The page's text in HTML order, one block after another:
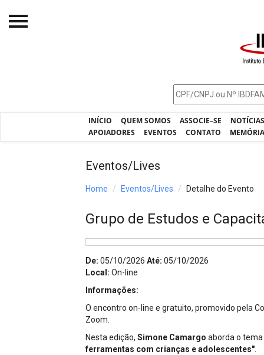
INÍCIO QUEM SOMOS ASSOCIE–SE
APOIADORES
EVENTOS CONTATO
Processos - IBDFAM
Projetos do IBDFAM
Alienação Parental
Eventos/Lives
Home Eventos/Lives Detalhe do Evento
Grupo de Estudos e
De: 05/10/2026 Até: 05/10/2026
Local: On-line
Informações:
O encontro on-line e gratuito, promovido pela
Zoom.
Nesta edição, Simone Camargo aborda o tema
ferramentas com crianças e adolescentes"